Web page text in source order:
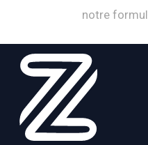
notre